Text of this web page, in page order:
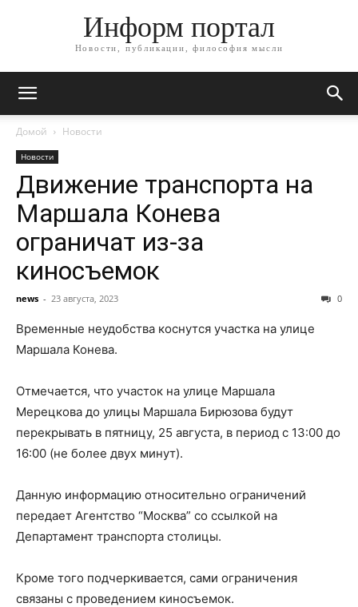
Информ портал
Новости, публикации, философия мысли
Домой Новости
Новости
Движение транспорта на
Маршала Конева
ограничат из-за
киносъемок
news - 23 августа, 2023 0
Временные неудобства коснутся участка на улице
Маршала Конева.
Отмечается, что участок на улице Маршала
Мерецкова до улицы Маршала Бирюзова будут
перекрывать в пятницу, 25 августа, в период с 13:00 до
16:00 (не более двух минут).
Данную информацию относительно ограничений
передает Агентство “Москва” со ссылкой на
Департамент транспорта столицы.
Кроме того подчеркивается, сами ограничения
связаны с проведением киносъемок.